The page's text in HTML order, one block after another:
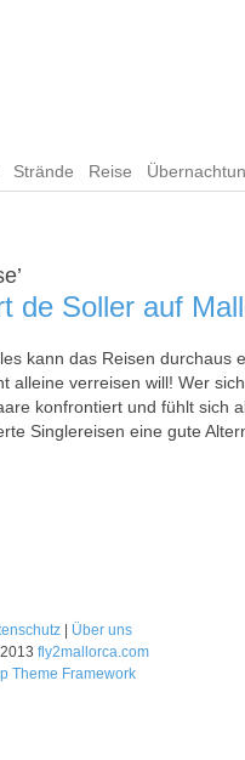
Strände Reise
de Soller auf
kann das Reisen durchaus
alleine verreisen will! Wer
konfrontiert und fühlt sich
Singlereisen eine gute
Über uns
fly2mallorca.com
Theme Framework